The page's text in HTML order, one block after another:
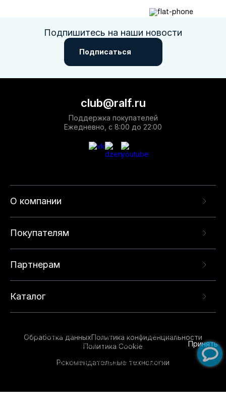
Подпишитесь на наши новости
Подписаться
О компании
Покупателям
Партнерам
Каталог
club@ralf.ru
Поддержка покупателей
Ежедневно, с 8:00 до 22:00
Обработка данныхПолитика конфиденциальности
Политика Cookie
Рекомендательные технологии
опыта на нашем сайте. Продолжая использовать
данный сайт, вы соглашаетесь с использованием
технологий. Для получения дополнительной
Принять